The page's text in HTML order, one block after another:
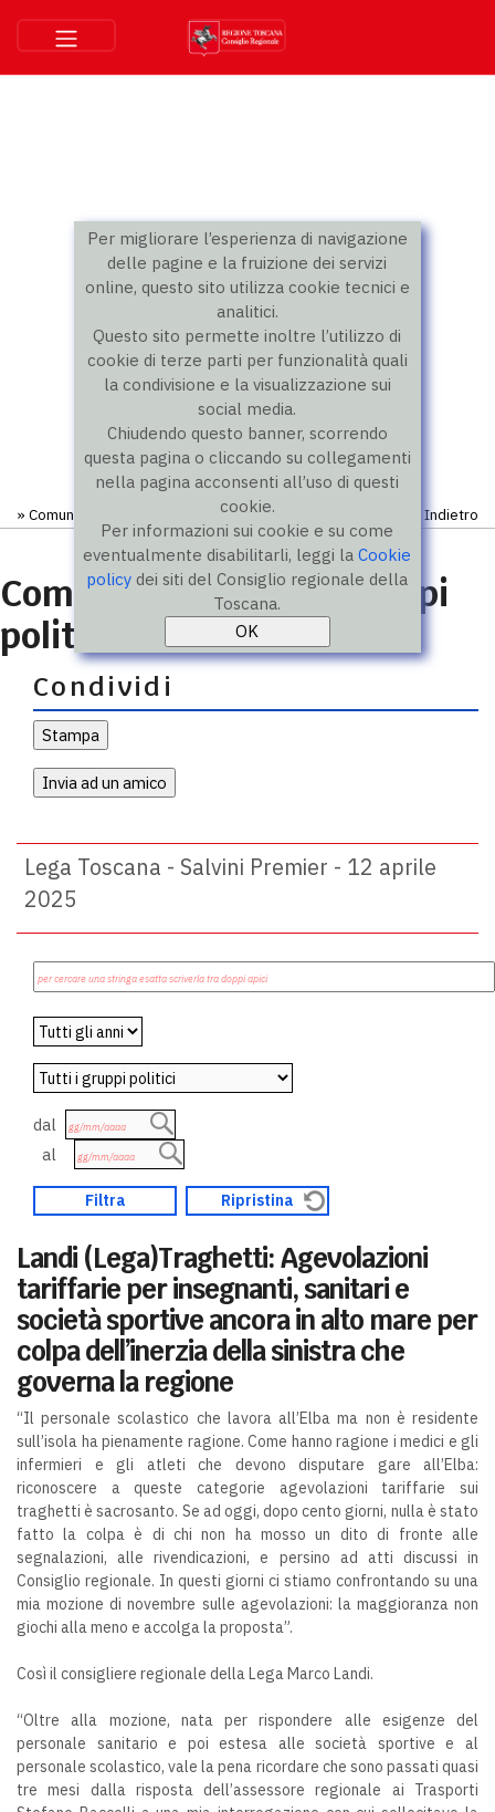
Per migliorare l’esperienza di navigazione
delle pagine e la fruizione dei servizi
online, questo sito utilizza cookie tecnici e
analitici.
Questo sito permette inoltre l’utilizzo di
cookie di terze parti per funzionalità quali
la condivisione e la visualizzazione sui
social media.
Chiudendo questo banner, scorrendo
questa pagina o cliccando su collegamenti
nella pagina acconsenti all’uso di questi
cookie.
Per informazioni sui cookie e su come
eventualmente disabilitarli, leggi laCookie
policy dei siti del Consiglio regionale della
Toscana.
» Comunicati Indietro
Comunicati stampa gruppi
politici
Condividi
Lega Toscana - Salvini Premier - 12 aprile
2025
dal
al
Landi (Lega)Traghetti: Agevolazioni
tariffarie per insegnanti, sanitari e
società sportive ancora in alto mare per
colpa dell’inerzia della sinistra che
governa la regione
“Il personale scolastico che lavora all’Elba ma non è residente
sull’isola ha pienamente ragione. Come hanno ragione i medici e gli
infermieri e gli atleti che devono disputare gare all’Elba:
riconoscere a queste categorie agevolazioni tariffarie sui
traghetti è sacrosanto. Se ad oggi, dopo cento giorni, nulla è stato
fatto la colpa è di chi non ha mosso un dito di fronte alle
segnalazioni, alle rivendicazioni, e persino ad atti discussi in
Consiglio regionale. In questi giorni ci stiamo confrontando su una
mia mozione di novembre sulle agevolazioni: la maggioranza non
giochi alla meno e accolga la proposta”.
Così il consigliere regionale della Lega Marco Landi.
“Oltre alla mozione, nata per rispondere alle esigenze del
personale sanitario e poi estesa alle società sportive e al
personale scolastico, vale la pena ricordare che sono passati quasi
tre mesi dalla risposta dell’assessore regionale ai Trasporti